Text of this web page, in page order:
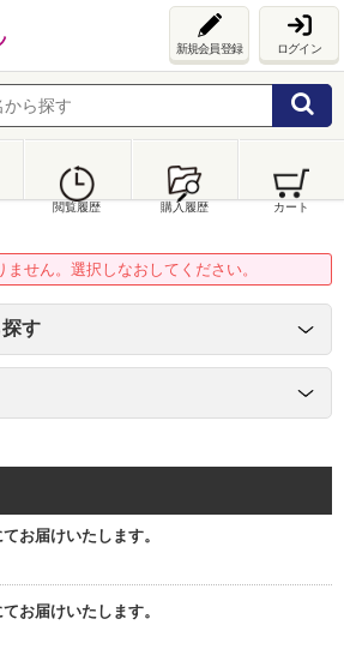
新規会員登録 ログイン
閲覧履歴 購入履歴 カート
せん。選択しなおしてください。
す
お届けいたします。
お届けいたします。